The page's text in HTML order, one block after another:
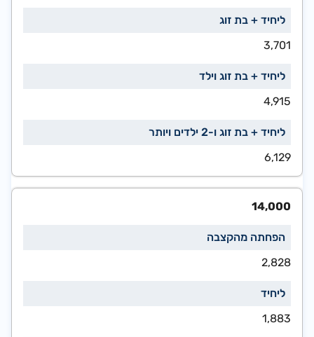
3,701
4,915
6,129
14,000
2,828
1,883